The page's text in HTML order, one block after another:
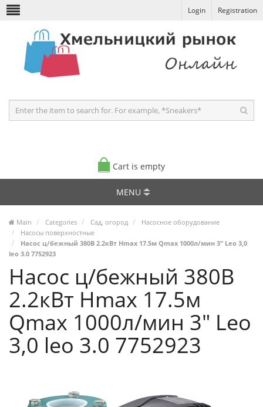
Login Registration
Cart is empty
MENU
Main Categories Сад, огород
Насосное оборудование
Насосы поверхностные
Насос ц/бежный 380В 2.2кВт Hmax 17.5м Qmax 1000л/мин 3" Leo 3,0
leo 3.0 7752923
Насос ц/бежный 380В
2.2кВт Hmax 17.5м
Qmax 1000л/мин 3" Leo
3,0 leo 3.0 7752923